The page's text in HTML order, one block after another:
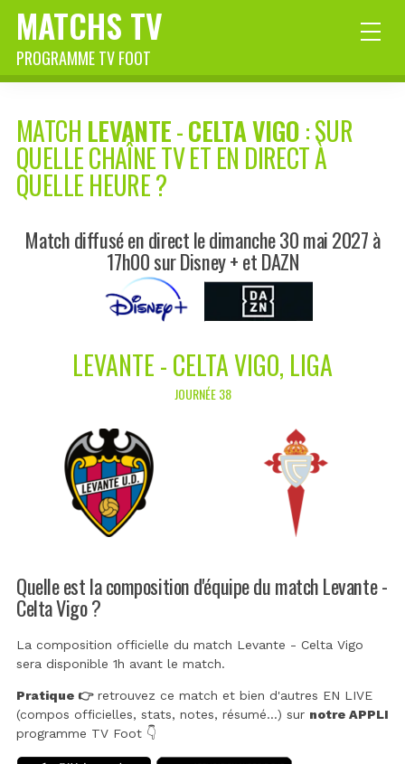
MATCHS TV
PROGRAMME TV FOOT
MATCH LEVANTE-CELTA VIGO: SUR
QUELLE CHAÎNE TV ET EN DIRECT À
QUELLE HEURE ?
Match diffusé en direct le dimanche 30 mai 2027 à
17h00 sur Disney + et DAZN
LEVANTE - CELTA VIGO, LIGA
JOURNÉE 38
Quelle est la composition d'équipe du match Levante -
Celta Vigo ?
La composition officielle du match Levante - Celta Vigo
sera disponible 1h avant le match.
Pratique 👉retrouvez ce match et bien d'autres EN LIVE
(compos officielles, stats, notes, résumé...) sur notre APPLI
programme TV Foot 👇